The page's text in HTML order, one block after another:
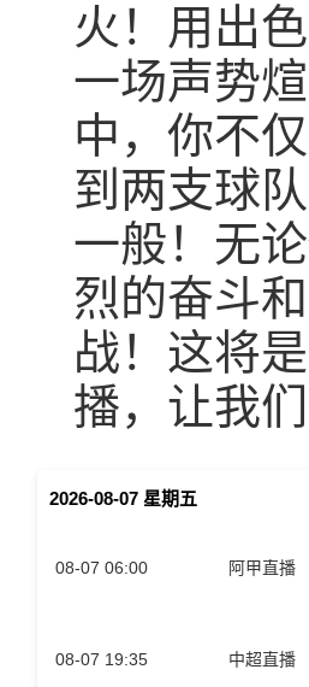
火！用出
一场声势
中，你不
到两支球
一般！无
烈的奋斗
战！这将
播，让我
2026-08-07 星期五
08-07 06:00 阿甲直播
08-07 19:35 中超直播